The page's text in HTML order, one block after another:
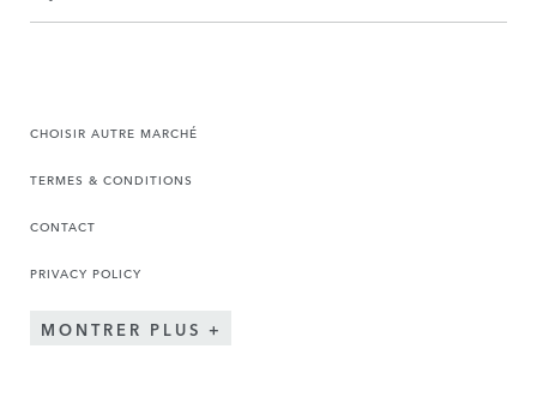
CHOISIR AUTRE MARCHÉ
TERMES & CONDITIONS
CONTACT
PRIVACY POLICY
MONTRER PLUS